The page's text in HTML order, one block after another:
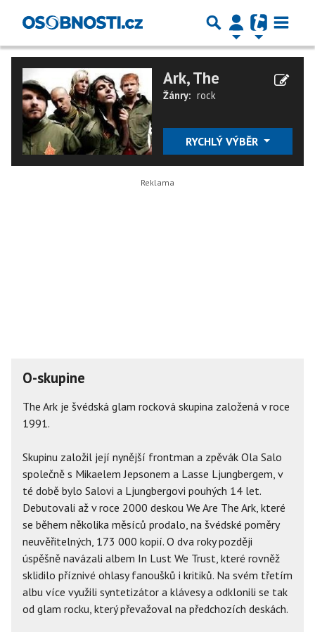
Ark, The
Žánry: rock
RYCHLÝ VÝBĚR
O-skupine
The Ark je švédská glam rocková skupina založená v roce
1991.
Skupinu založil její nynější frontman a zpěvák Ola Salo
společně s Mikaelem Jepsonem a Lasse Ljungbergem, v
té době bylo Salovi a Ljungbergovi pouhých 14 let.
Debutovali až v roce 2000 deskou We Are The Ark, které
se během několika měsíců prodalo, na švédské poměry
neuvěřitelných, 173 000 kopií. O dva roky později
úspěšně navázali albem In Lust We Trust, které rovněž
sklidilo příznivé ohlasy fanoušků i kritiků. Na svém třetím
albu více využili syntetizátor a klávesy a odklonili se tak
od glam rocku, který převažoval na předchozích deskách.